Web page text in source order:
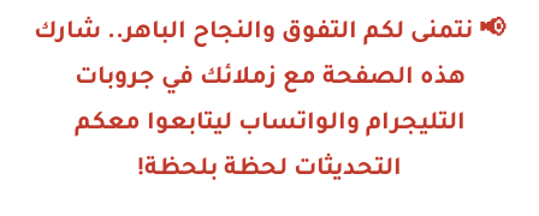
📢 نتمنى لكم التفوق والنجاح الباهر.. شارك
هذه الصفحة مع زملائك في جروبات
التليجرام والواتساب ليتابعوا معكم
التحديثات لحظة بلحظة!